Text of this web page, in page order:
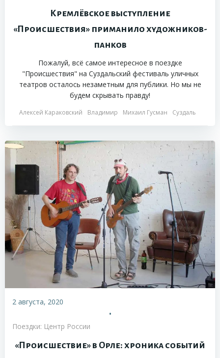
Кремлёвское выступление
«Происшествия» приманило художников-
панков
Пожалуй, всё самое интересное в поездке
"Происшествия" на Суздальский фестиваль уличных
театров осталось незаметным для публики. Но мы не
будем скрывать правду!
Алексей Караковский Владимир Михаил Гусман Суздаль
2 августа, 2020
•
Поездки: Центр России
«Происшествие» в Орле: хроника событий